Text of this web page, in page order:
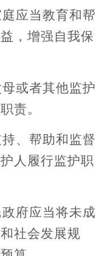
应当教育和帮
，增强自我保
或者其他监护
责。
、帮助和监督
人履行监护职
府应当将未成
社会发展规